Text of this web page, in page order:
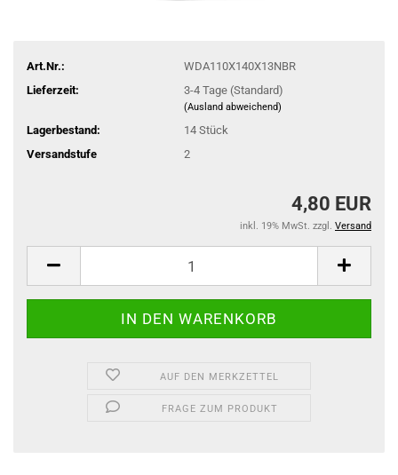
Art.Nr.:
WDA110X140X13NBR
Lieferzeit:
3-4 Tage (Standard)
(Ausland abweichend)
Lagerbestand: 14 Stück
Versandstufe
2
4,80 EUR
inkl. 19% MwSt. zzgl. Versand
AUF DEN MERKZETTEL
FRAGE ZUM PRODUKT